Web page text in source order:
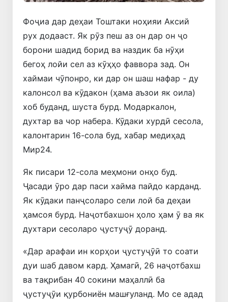
Фоҷиа дар деҳаи Тоштаки ноҳияи Аксий
рух додааст. Як рӯз пеш аз он дар он ҷо
борони шадид борид ва наздик ба нӯҳи
бегоҳ лойи сел аз кӯҳҳо фаввора зад. Он
хаймаи чӯпонро, ки дар он шаш нафар - ду
калонсол ва кӯдакон (ҳама аъзои як оила)
хоб буданд, шуста бурд. Модаркалон,
духтар ва чор набера. Кӯдаки хурдӣ сесола,
калонтарин 16-сола буд, хабар медиҳад
Mир24.
Як писари 12-сола меҳмони онҳо буд.
Ҷасади ӯро дар паси хайма пайдо карданд.
Як кӯдаки панҷсоларо сели лой ба деҳаи
ҳамсоя бурд. Наҷотбахшон ҳоло ҳам ӯ ва як
духтари сесоларо ҷустуҷӯ доранд.
«Дар арафаи ин корҳои ҷустуҷӯӣ то соати
дуи шаб давом кард. Ҳамагӣ, 26 наҷотбахш
ва тақрибан 40 сокини маҳаллӣ ба
ҷустуҷӯи қурбониён машғуланд. Мо се адад